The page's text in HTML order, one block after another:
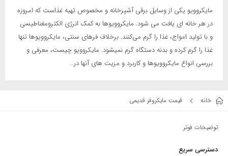
مایکروویو یکی از وسایل برقی آشپزخانه و مخصوص تهیه غذاست که امروزه
در هر خانه ای یافت می شود. مایکروویوها به کمک انرژی الکترومغناطیسی
و با تولید امواج، غذا را گرم می‌کنند. برخلاف فرهای سنتی، مایکروویوها تنها
غذا را گرم کرده و بدنه دستگاه گرم نمیشود. مایکروویو چیست، معرفی و
بررسی انواع مایکروویوها و کاربرد و مزیت های آنها در…
خانه قیمت مایکروفر قدیمی
توضیحات فوتر
دسترسی سریع